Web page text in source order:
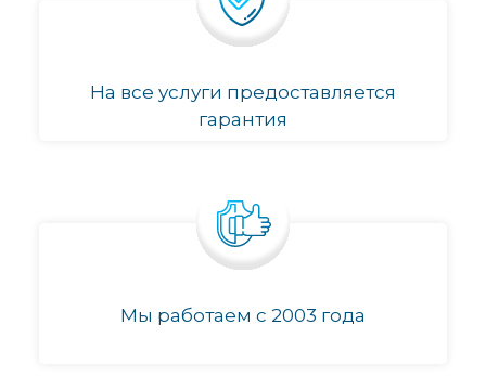
На все услуги предоставляется
гарантия
Мы работаем с 2003 года